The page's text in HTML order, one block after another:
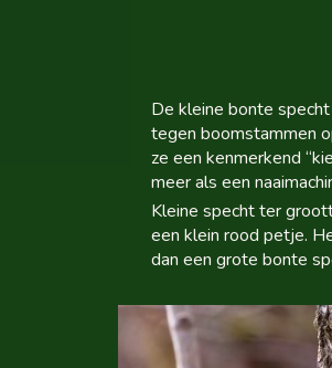
De kleine bonte
tegen boomstammen
ze een kenmerkend
meer als een
Kleine specht ter
een klein rood petje.
dan een grote bonte